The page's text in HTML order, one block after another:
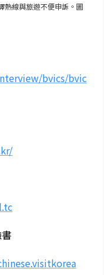
熱線與旅遊不便申訴。圖
bvics/bvic